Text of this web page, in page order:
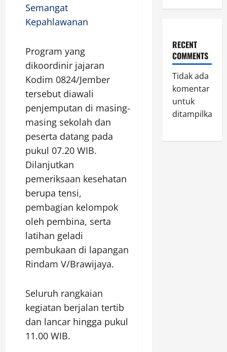
Semangat
Kepahlawanan
Program yang
dikoordinir jajaran
Kodim 0824/Jember
tersebut diawali
penjemputan di masing-
masing sekolah dan
peserta datang pada
pukul 07.20 WIB.
Dilanjutkan
pemeriksaan kesehatan
berupa tensi,
pembagian kelompok
oleh pembina, serta
latihan geladi
pembukaan di lapangan
Rindam V/Brawijaya.
Seluruh rangkaian
kegiatan berjalan tertib
dan lancar hingga pukul
11.00 WIB.
RECENT
COMMENTS
Tidak ada
komentar
untuk
ditampilkan.